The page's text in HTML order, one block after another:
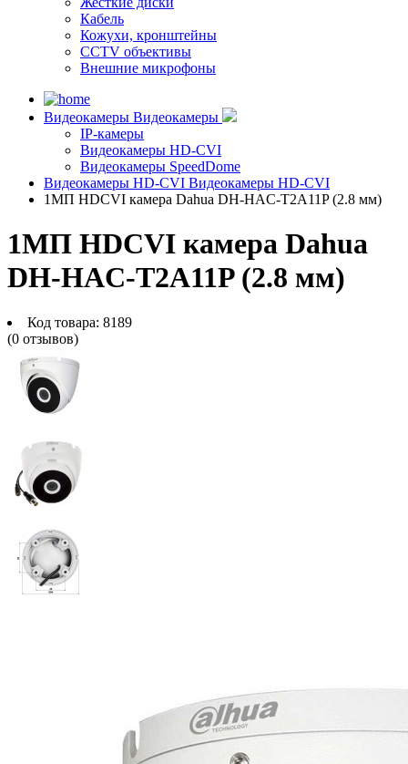
Кабель
Кожухи, кронштейны
CCTV объективы
Внешние микрофоны
Видеокамеры Видеокамеры
IP-камеры
Видеокамеры HD-CVI
Видеокамеры SpeedDome
Видеокамеры HD-CVI Видеокамеры HD-CVI
1МП HDCVI камера Dahua DH-HAC-T2A11P (2.8 мм)
1МП HDCVI камера Dahua
DH-HAC-T2A11P (2.8 мм)
Код товара: 8189
(0 отзывов)